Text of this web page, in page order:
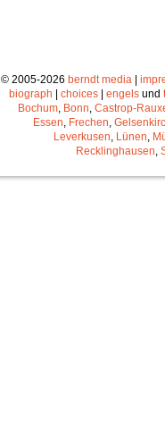
© 2005-2026 berndt media|
biograph
choices engels und
Bochum, Bonn, Castrop-
Essen, Frechen,
Leverkusen, Lünen,
Recklinghausen,